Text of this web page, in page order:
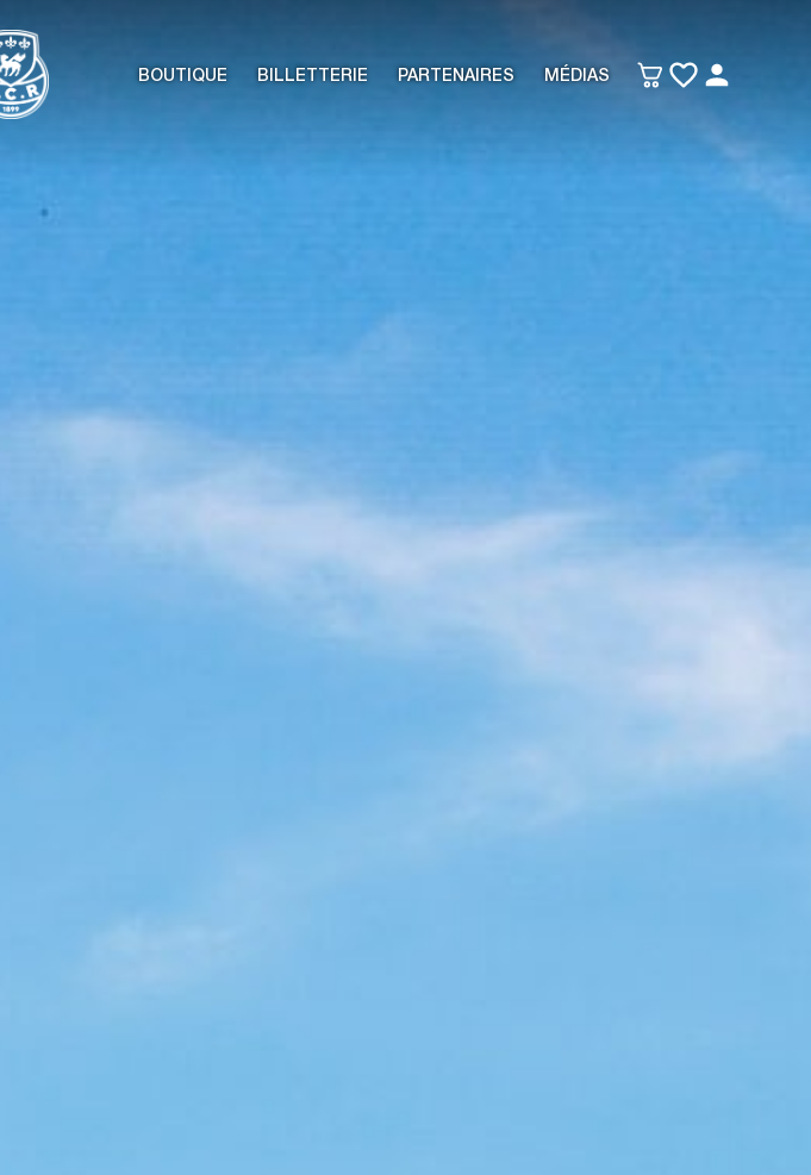
BOUTIQUE BILLETTERIE PARTENAIRES MÉDIAS